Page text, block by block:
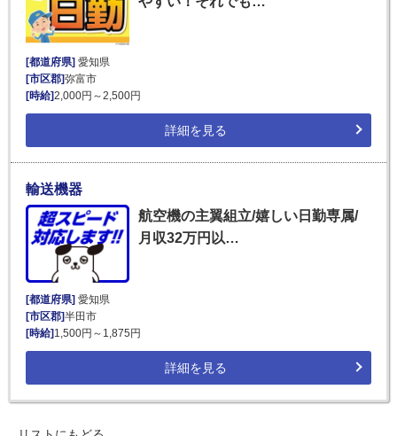
[都道府県] 愛知県
[市区郡]弥富市
[時給]2,000円～2,500円
詳細を見る
輸送機器
航空機の主翼組立/嬉しい日勤専属/
月収32万円以…
[都道府県] 愛知県
[市区郡]半田市
[時給] 1,500円～1,875円
詳細を見る